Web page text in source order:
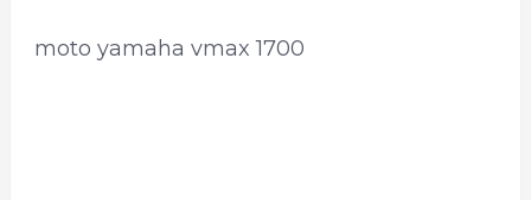
moto yamaha vmax 1700